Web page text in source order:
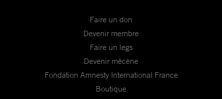
Faire un don
Devenir membre
Faire un legs
Devenir mécène
Fondation Amnesty International France
Boutique